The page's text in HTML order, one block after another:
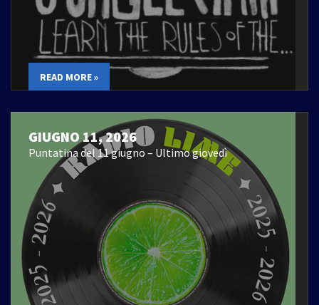
READ MORE »
GIUGNO 11, 2026
Puntatina del 11 giugno – Ultimo giovedì